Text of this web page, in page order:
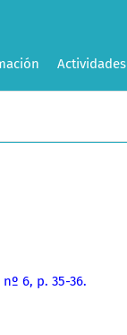
Actividades
6, p. 35-36.